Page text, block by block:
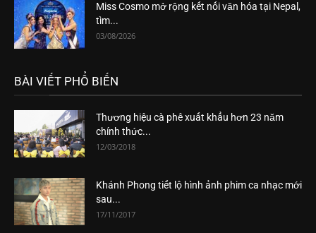
Miss Cosmo mở rộng kết nối văn hóa tại Nepal,
tìm...
03/08/2026
BÀI VIẾT PHỔ BIẾN
Thương hiệu cà phê xuất khẩu hơn 23 năm
chính thức...
12/03/2018
Khánh Phong tiết lộ hình ảnh phim ca nhạc mới
sau...
17/11/2017